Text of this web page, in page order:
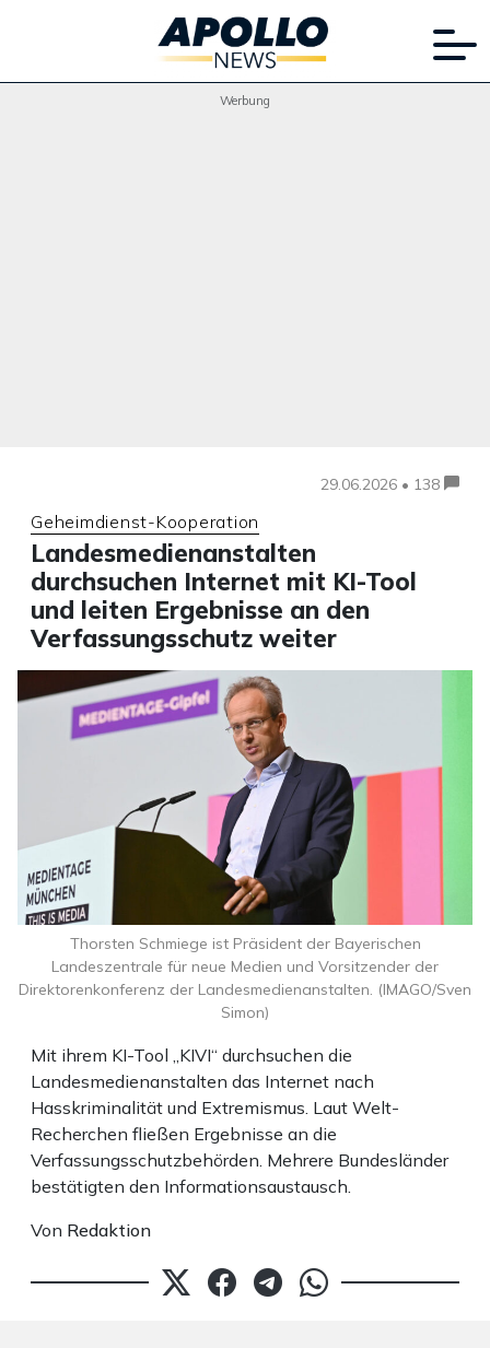
Werbung
29.06.2026 • 138
Geheimdienst-Kooperation
Landesmedienanstalten
durchsuchen Internet mit KI-Tool
und leiten Ergebnisse an den
Verfassungsschutz weiter
Mit ihrem KI-Tool „KIVI“ durchsuchen die
Landesmedienanstalten das Internet nach
Hasskriminalität und Extremismus. Laut Welt-
Recherchen fließen Ergebnisse an die
Verfassungsschutzbehörden. Mehrere Bundesländer
bestätigten den Informationsaustausch.
Von Redaktion
Thorsten Schmiege ist Präsident der Bayerischen
Landeszentrale für neue Medien und Vorsitzender der
Direktorenkonferenz der Landesmedienanstalten. (IMAGO/Sven
Simon)